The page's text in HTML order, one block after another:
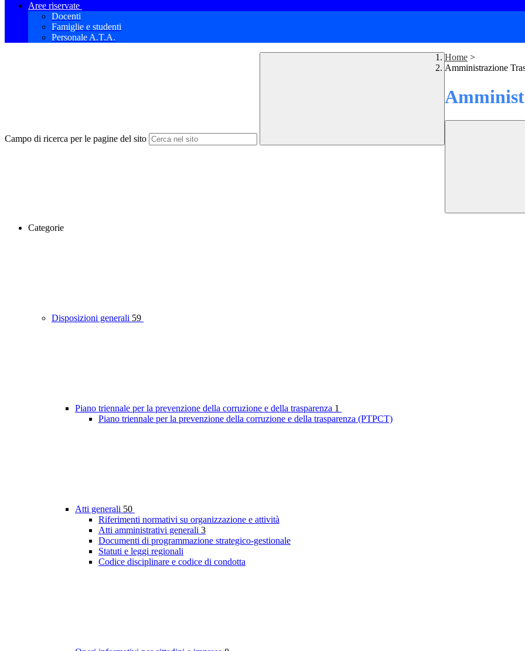
Aree riservate
Docenti
Famiglie e studenti
Personale A.T.A.
Campo di ricerca per le pagine del sito
Home >
Amministrazione
Categorie
Disposizioni generali 59
Piano triennale per la prevenzione della corruzione e della trasparenza 1
Piano triennale per la prevenzione della corruzione e della trasparenza (PTPCT)
Atti generali 50
Riferimenti normativi su organizzazione e attività
Atti amministrativi generali 3
Documenti di programmazione strategico-gestionale
Statuti e leggi regionali
Codice disciplinare e codice di condotta